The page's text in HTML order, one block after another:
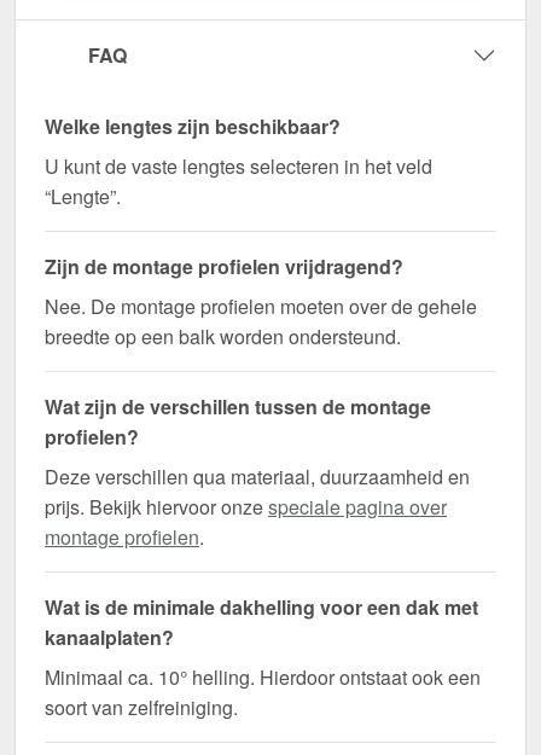
FAQ
Welke lengtes zijn beschikbaar?
U kunt de vaste lengtes selecteren in het veld
“Lengte”.
Zijn de montage profielen vrijdragend?
Nee. De montage profielen moeten over de gehele
breedte op een balk worden ondersteund.
Wat zijn de verschillen tussen de montage
profielen?
Deze verschillen qua materiaal, duurzaamheid en
prijs. Bekijk hiervoor onzespeciale pagina over
montage profielen.
Wat is de minimale dakhelling voor een dak met
kanaalplaten?
Minimaal ca. 10° helling. Hierdoor ontstaat ook een
soort van zelfreiniging.